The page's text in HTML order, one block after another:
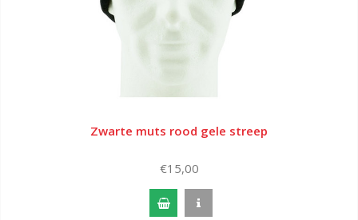
Zwarte muts rood gele streep
€15,00